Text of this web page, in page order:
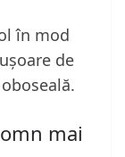
în mod
de
mai